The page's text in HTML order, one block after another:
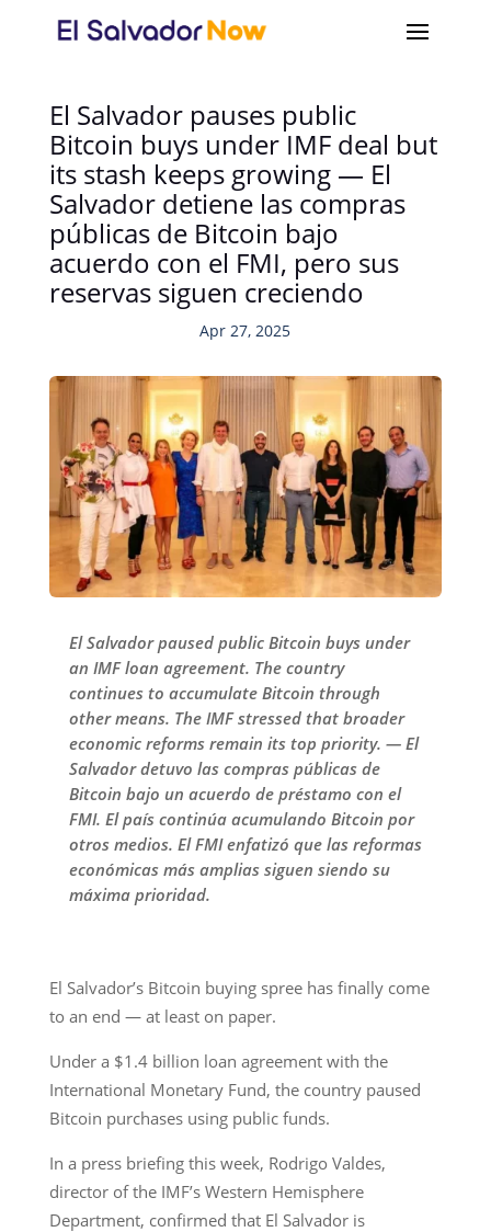
El Salvador pauses public
Bitcoin buys under IMF deal but
its stash keeps growing — El
Salvador detiene las compras
públicas de Bitcoin bajo
acuerdo con el FMI, pero sus
reservas siguen creciendo
Apr 27, 2025
El Salvador paused public Bitcoin buys under
an IMF loan agreement. The country
continues to accumulate Bitcoin through
other means. The IMF stressed that broader
economic reforms remain its top priority. — El
Salvador detuvo las compras públicas de
Bitcoin bajo un acuerdo de préstamo con el
FMI. El país continúa acumulando Bitcoin por
otros medios. El FMI enfatizó que las reformas
económicas más amplias siguen siendo su
máxima prioridad.
El Salvador’s Bitcoin buying spree has finally come
to an end — at least on paper.
Under a $1.4 billion loan agreement with the
International Monetary Fund, the country paused
Bitcoin purchases using public funds.
In a press briefing this week, Rodrigo Valdes,
director of the IMF’s Western Hemisphere
Department, confirmed that El Salvador is